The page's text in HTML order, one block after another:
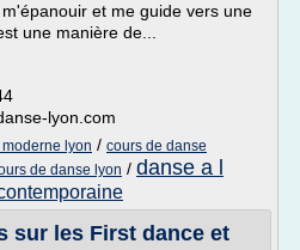
et me guide vers une
une manière de...
lyon.com
lyon / cours de danse
de danse lyon / danse a l
sur les First dance et